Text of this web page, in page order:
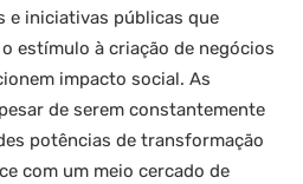
e iniciativas públicas que
estímulo à criação de negócios
impacto social. As
de serem constantemente
potências de transformação
com um meio cercado de